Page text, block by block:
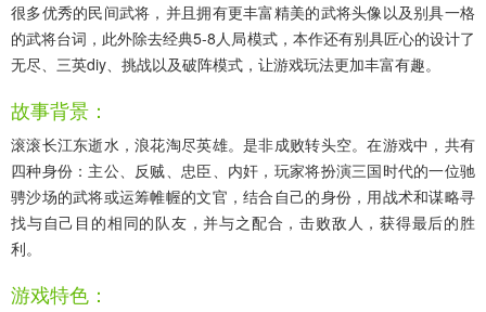
很多优秀的民间武将，并且拥有更丰富精美的武将头像以及别具一格
的武将台词，此外除去经典5-8人局模式，本作还有别具匠心的设计了
无尽、三英diy、挑战以及破阵模式，让游戏玩法更加丰富有趣。
故事背景：
滚滚长江东逝水，浪花淘尽英雄。是非成败转头空。在游戏中，共有
四种身份：主公、反贼、忠臣、内奸，玩家将扮演三国时代的一位驰
骋沙场的武将或运筹帷幄的文官，结合自己的身份，用战术和谋略寻
找与自己目的相同的队友，并与之配合，击败敌人，获得最后的胜
利。
游戏特色：